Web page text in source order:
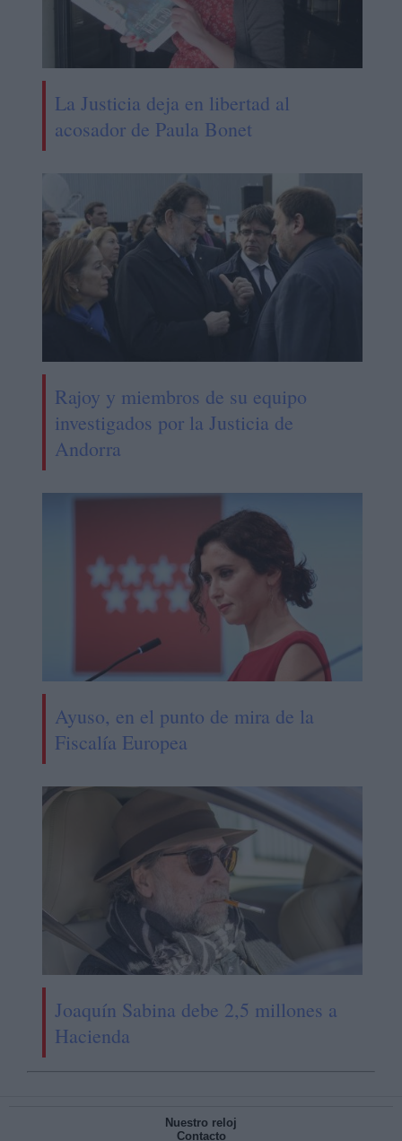
La Justicia deja en libertad al
acosador de Paula Bonet
Rajoy y miembros de su equipo
investigados por la Justicia de
Andorra
Ayuso, en el punto de mira de la
Fiscalía Europea
Joaquín Sabina debe 2,5 millones a
Hacienda
Nuestro reloj
Contacto